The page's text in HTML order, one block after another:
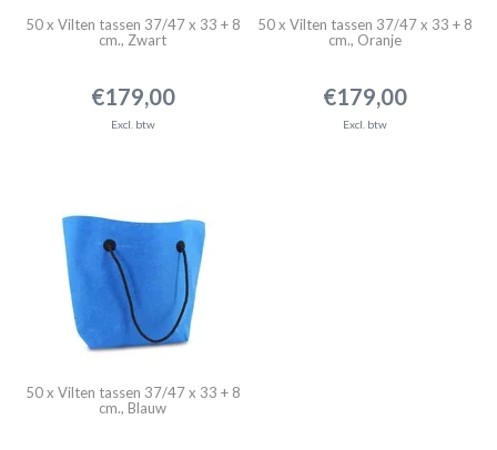
50 x Vilten tassen 37/47 x 33 + 8
cm., Zwart
€179,00
Excl. btw
50 x Vilten tassen 37/47 x 33 + 8
cm., Oranje
€179,00
Excl. btw
50 x Vilten tassen 37/47 x 33 + 8
cm., Blauw